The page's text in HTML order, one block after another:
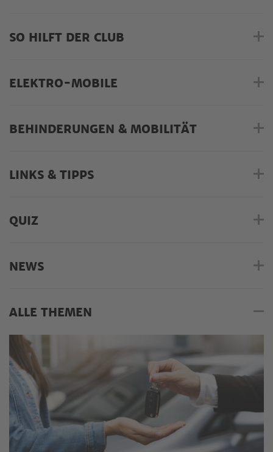
SO HILFT DER CLUB
ELEKTRO-MOBILE
BEHINDERUNGEN & MOBILITÄT
LINKS & TIPPS
QUIZ
NEWS
ALLE THEMEN
Alle Themen